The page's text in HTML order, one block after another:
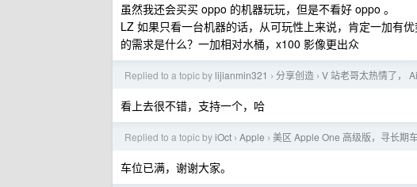
虽然我还会买买 oppo 的机器玩玩，但是不看好 oppo 。
LZ 如果只看一台机器的话，从可玩性上来说，肯定一加有
的需求是什么？一加相对水桶，x100 影像更出众
Replied to a topic by lijianmin321 › 分享创造 › V 站老哥太热情了，
看上去很不错，支持一个，哈
Replied to a topic byiOct › Apple › 美区 Apple One 高级版，寻长期
车位已满，谢谢大家。